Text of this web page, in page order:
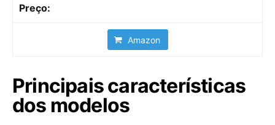
Amazon
Principais características
dos modelos